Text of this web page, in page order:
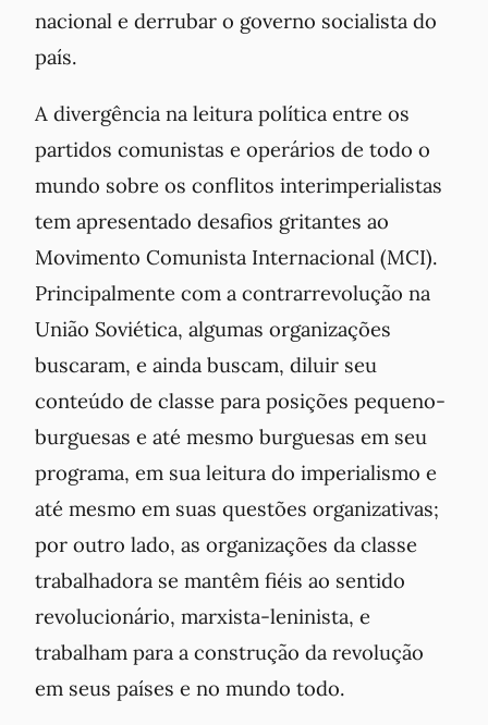
nacional e derrubar o governo socialista do
país.
A divergência na leitura política entre os
partidos comunistas e operários de todo o
mundo sobre os conflitos interimperialistas
tem apresentado desafios gritantes ao
Movimento Comunista Internacional (MCI).
Principalmente com a contrarrevolução na
União Soviética, algumas organizações
buscaram, e ainda buscam, diluir seu
conteúdo de classe para posições pequeno-
burguesas e até mesmo burguesas em seu
programa, em sua leitura do imperialismo e
até mesmo em suas questões organizativas;
por outro lado, as organizações da classe
trabalhadora se mantêm fiéis ao sentido
revolucionário, marxista-leninista, e
trabalham para a construção da revolução
em seus países e no mundo todo.